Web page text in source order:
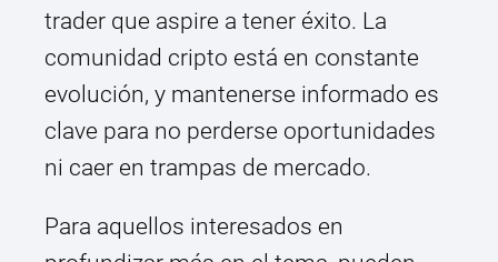
trader que aspire a tener éxito. La
comunidad cripto está en constante
evolución, y mantenerse informado es
clave para no perderse oportunidades
ni caer en trampas de mercado.
Para aquellos interesados en